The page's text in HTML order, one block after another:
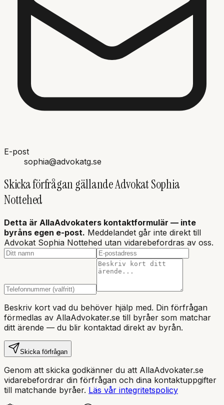
E-post
sophia@advokatg.se
Skicka förfrågan gällandeAdvokat Sophia
Nottehed
Detta är AllaAdvokaters kontaktformulär — inte
byråns egen e-post. Meddelandet går inte direkt till
Advokat Sophia Nottehed utan vidarebefordras av oss.
Beskriv kort vad du behöver hjälp med. Din förfrågan
förmedlas av AllaAdvokater.se till byråer som matchar
ditt ärende — du blir kontaktad direkt av byrån.
Skicka förfrågan
Genom att skicka godkänner du att AllaAdvokater.se
vidarebefordrar din förfrågan och dina kontaktuppgifter
till matchande byråer. Läs vår integritetspolicy